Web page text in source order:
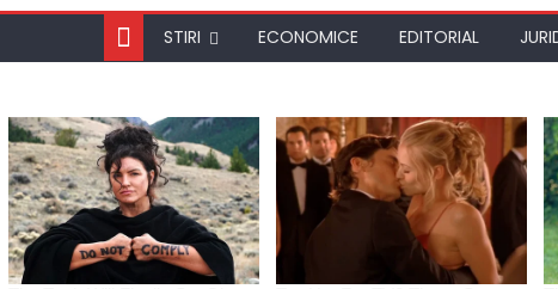
STIRI ECONOMICE EDITORIAL